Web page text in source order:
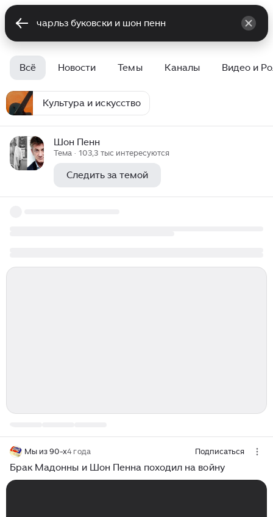
Всё Новости Темы Каналы Видео и
Культура и искусство
Шон Пенн
Тема · 103,3 тыс интересуются
Следить за темой
Мы из 90-х4 года Подписаться
Брак Мадонны и Шон Пенна походил на войну